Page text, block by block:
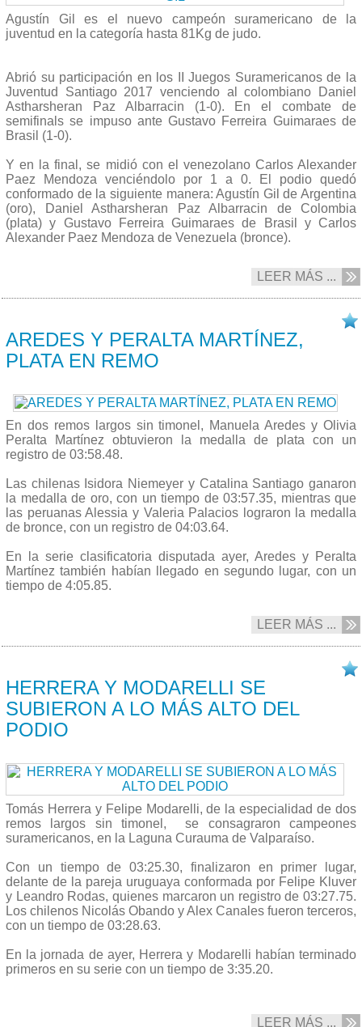
Agustín Gil es el nuevo campeón suramericano de la
juventud en la categoría hasta 81Kg de judo.
Abrió su participación en los II Juegos Suramericanos de la
Juventud Santiago 2017 venciendo al colombiano Daniel
Astharsheran Paz Albarracin (1-0). En el combate de
semifinals se impuso ante Gustavo Ferreira Guimaraes de
Brasil (1-0).
Y en la final, se midió con el venezolano Carlos Alexander
Paez Mendoza venciéndolo por 1 a 0. El podio quedó
conformado de la siguiente manera: Agustín Gil de Argentina
(oro), Daniel Astharsheran Paz Albarracin de Colombia
(plata) y Gustavo Ferreira Guimaraes de Brasil y Carlos
Alexander Paez Mendoza de Venezuela (bronce).
LEER MÁS ...
AREDES Y PERALTA MARTÍNEZ,
PLATA EN REMO
En dos remos largos sin timonel, Manuela Aredes y Olivia
Peralta Martínez obtuvieron la medalla de plata con un
registro de 03:58.48.
Las chilenas Isidora Niemeyer y Catalina Santiago ganaron
la medalla de oro, con un tiempo de 03:57.35, mientras que
las peruanas Alessia y Valeria Palacios lograron la medalla
de bronce, con un registro de 04:03.64.
En la serie clasificatoria disputada ayer, Aredes y Peralta
Martínez también habían llegado en segundo lugar, con un
tiempo de 4:05.85.
LEER MÁS ...
HERRERA Y MODARELLI SE
SUBIERON A LO MÁS ALTO DEL
PODIO
Tomás Herrera y Felipe Modarelli, de la especialidad de dos
remos largos sin timonel, se consagraron campeones
suramericanos, en la Laguna Curauma de Valparaíso.
Con un tiempo de 03:25.30, finalizaron en primer lugar,
delante de la pareja uruguaya conformada por Felipe Kluver
y Leandro Rodas, quienes marcaron un registro de 03:27.75.
Los chilenos Nicolás Obando y Alex Canales fueron terceros,
con un tiempo de 03:28.63.
En la jornada de ayer, Herrera y Modarelli habían terminado
primeros en su serie con un tiempo de 3:35.20.
LEER MÁS ...